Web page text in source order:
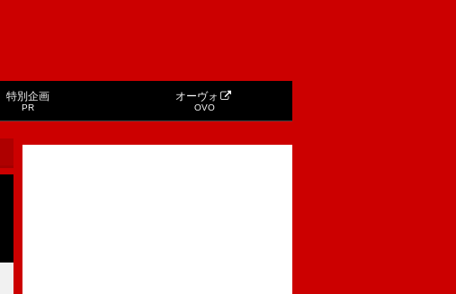
特別企画
PR
オーヴォ
OVO